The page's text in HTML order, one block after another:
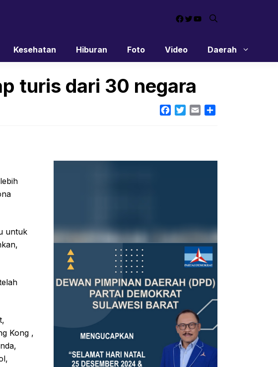
Facebook
Twitter
YouTube
Kesehatan Hiburan Foto Video Daerah
turis dari 30 negara
Facebook
TwitterEmail
untuk
Kong ,